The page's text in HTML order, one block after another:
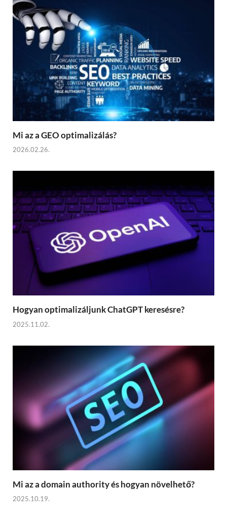
Mi az a GEO optimalizálás?
2026.02.26.
Hogyan optimalizáljunk ChatGPT keresésre?
2025.11.02.
Mi az a domain authority és hogyan növelhető?
2025.10.19.